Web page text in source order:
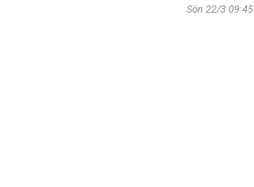
Sön 22/3 09:45